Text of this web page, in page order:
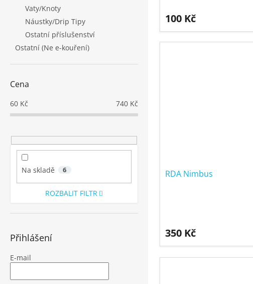
Vaty/Knoty
Náustky/Drip Tipy
Ostatní příslušenství
Ostatní (Ne e-kouření)
Cena
60 Kč 740 Kč
Na skladě 6
ROZBALIT FILTR
Přihlášení
E-mail
100 Kč
RDA Nimbus
350 Kč